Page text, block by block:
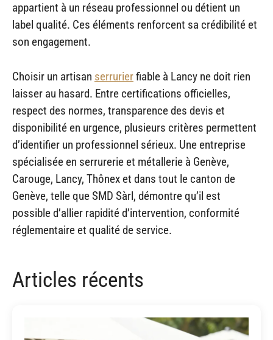
appartient à un réseau professionnel ou détient un
label qualité. Ces éléments renforcent sa crédibilité et
son engagement.
Choisir un artisan serrurierfiable à Lancy ne doit rien
laisser au hasard. Entre certifications officielles,
respect des normes, transparence des devis et
disponibilité en urgence, plusieurs critères permettent
d’identifier un professionnel sérieux. Une entreprise
spécialisée en serrurerie et métallerie à Genève,
Carouge, Lancy, Thônex et dans tout le canton de
Genève, telle que SMD Sàrl, démontre qu’il est
possible d’allier rapidité d’intervention, conformité
réglementaire et qualité de service.
Articles récents